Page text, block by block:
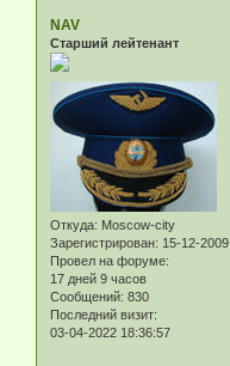
NAV
Старший лейтенант
Откуда: Moscow-city
Зарегистрирован: 15-12-2009
Провел на форуме:
17 дней 9 часов
Сообщений: 830
Последний визит:
03-04-2022 18:36:57